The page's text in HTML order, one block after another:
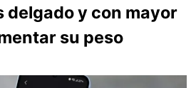
delgado y con mayor
su peso